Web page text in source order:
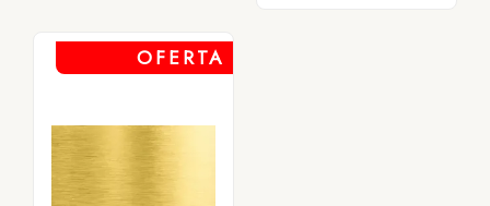
OFERTA